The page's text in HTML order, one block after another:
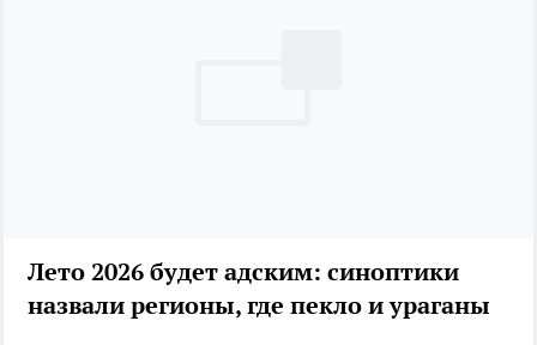
Лето 2026 будет адским: синоптики
назвали регионы, где пекло и ураганы